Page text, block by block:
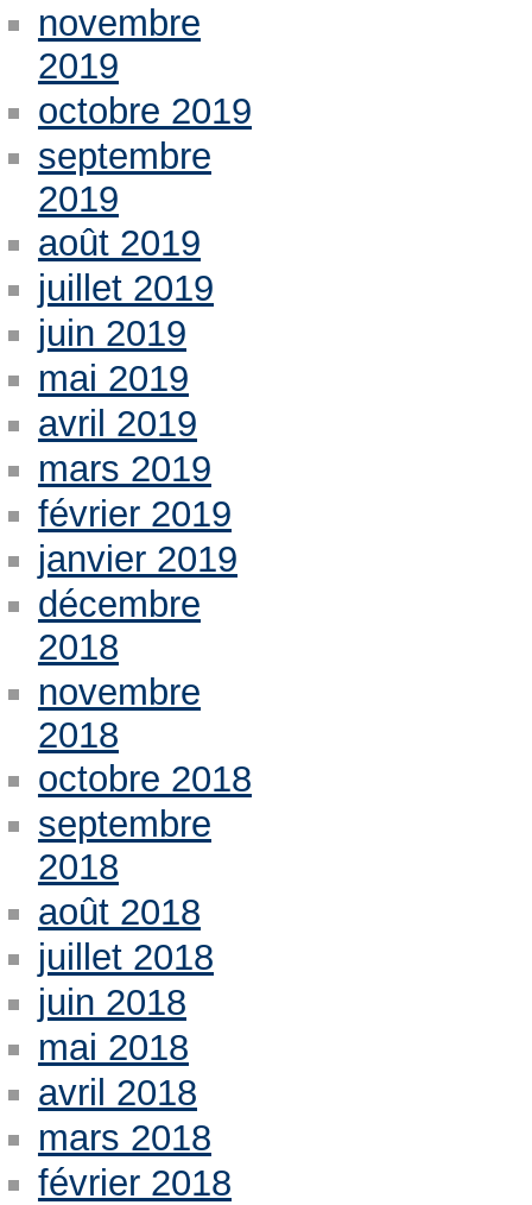
novembre
2019
octobre 2019
septembre
2019
août 2019
juillet 2019
juin 2019
mai 2019
avril 2019
mars 2019
février 2019
janvier 2019
décembre
2018
novembre
2018
octobre 2018
septembre
2018
août 2018
juillet 2018
juin 2018
mai 2018
avril 2018
mars 2018
février 2018